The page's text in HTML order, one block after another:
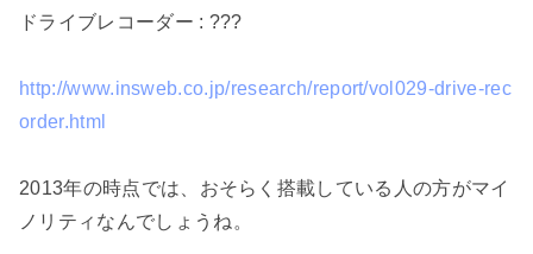
ドライブレコーダー : ???
http://www.insweb.co.jp/research/report/vol029-drive-rec
order.html
2013年の時点では、おそらく搭載している人の方がマイ
ノリティなんでしょうね。